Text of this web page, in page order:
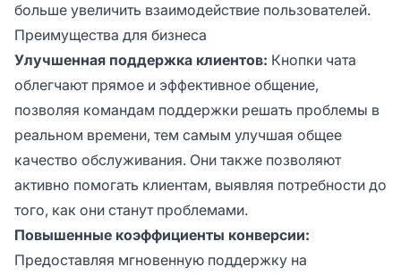
больше увеличить взаимодействие пользователей.
Преимущества для бизнеса
Улучшенная поддержка клиентов: Кнопки чата
облегчают прямое и эффективное общение,
позволяя командам поддержки решать проблемы в
реальном времени, тем самым улучшая общее
качество обслуживания. Они также позволяют
активно помогать клиентам, выявляя потребности до
того, как они станут проблемами.
Повышенные коэффициенты конверсии:
Предоставляя мгновенную поддержку на